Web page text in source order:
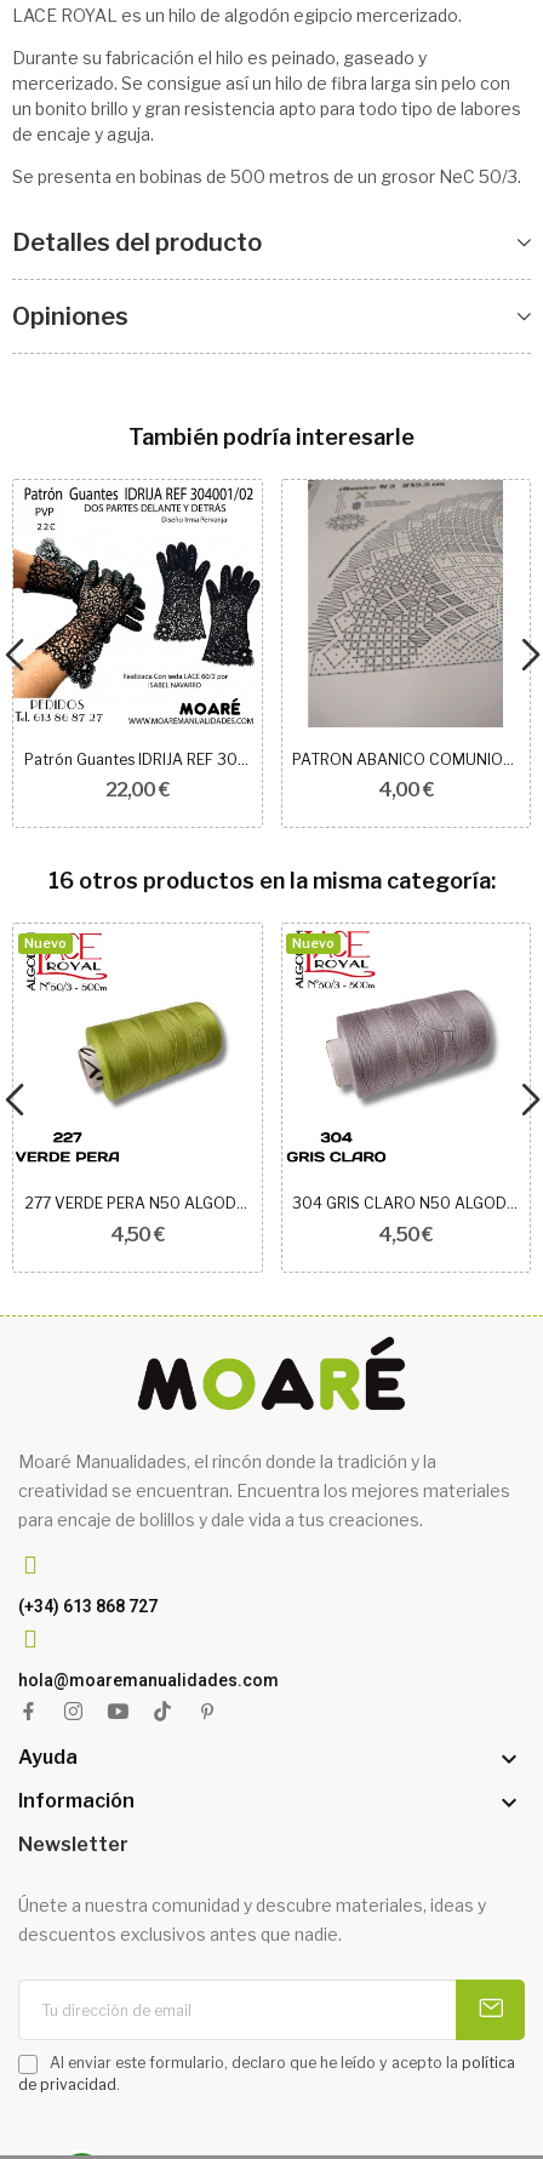
LACE ROYAL es un hilo de algodón egipcio mercerizado.
Durante su fabricación el hilo es peinado, gaseado y
mercerizado. Se consigue así un hilo de fibra larga sin pelo con
un bonito brillo y gran resistencia apto para todo tipo de labores
de encaje y aguja.
Se presenta en bobinas de 500 metros de un grosor NeC 50/3.
Detalles del producto
Opiniones
También podría interesarle
Patrón Guantes IDRIJA REF 304001/02
22,00 €
PATRON ABANICO COMUNION 03 8+9.5cm
4,00 €
16 otros productos en la misma categoría:
Nuevo
277 VERDE PERA N50 ALGODÓN EGIPCIO ROYAL
4,50 €
Nuevo
304 GRIS CLARO N50 ALGODÓN EGIPCIO ROYAL
4,50 €
Moaré Manualidades, el rincón donde la tradición y la
creatividad se encuentran. Encuentra los mejores materiales
para encaje de bolillos y dale vida a tus creaciones.
(+34) 613 868 727
hola@moaremanualidades.com
Ayuda 
Información 
Newsletter
Únete a nuestra comunidad y descubre materiales, ideas y
descuentos exclusivos antes que nadie.
Al enviar este formulario, declaro que he leído y acepto la política
de privacidad .